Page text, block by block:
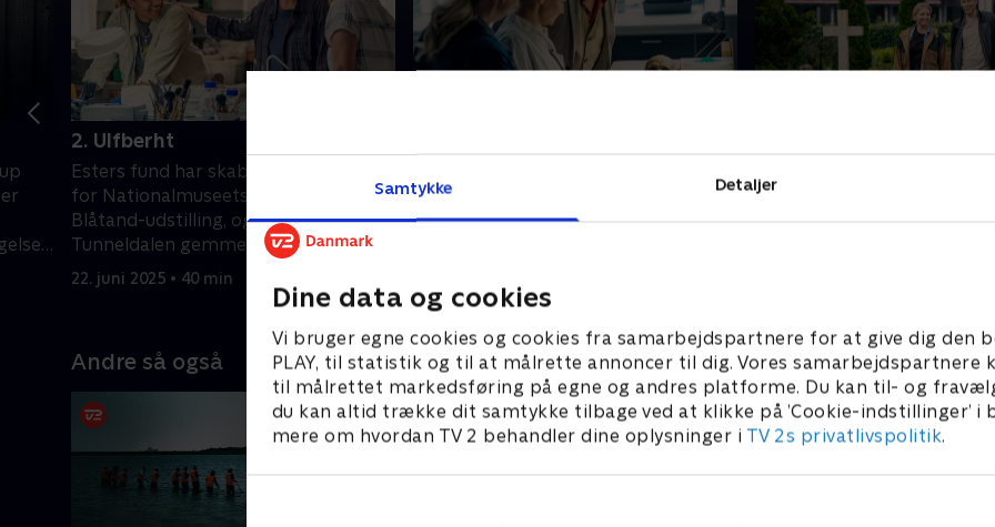
Samtykke Detaljer
Dine data og cookies
Vi bruger egne cookies og cookies fra samarbejdspartnere for at give dig den
PLAY, til statistik og til at målrette annoncer til dig. Vores samarbejdspartnere
til målrettet markedsføring på egne og andres platforme. Du kan til- og
du kan altid trække dit samtykke tilbage ved at klikke på ’Cookie-indstillinger’ i
mere om hvordan TV 2 behandler dine oplysninger i TV 2s privatlivspolitik.
2. Ulfberht
Esters fund har skabt udfordringer
for Nationalmuseets store Harald
Blåtand-udstilling, og under jorden i
Tunneldalen gemmer der sig endnu
en overraskelse.
22. juni 2025 • 40 min
hospitalet og har svært ved at slippe
kontrollen. Han strammer grebet om
udfordrer Michaels teori.
Andre så også